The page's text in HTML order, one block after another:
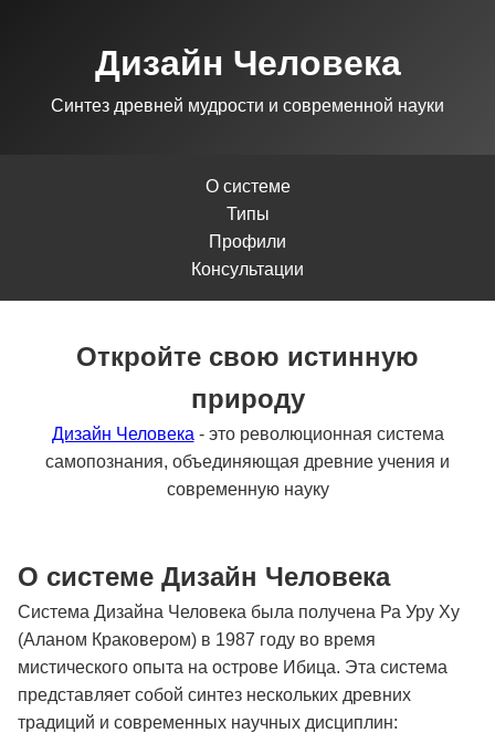
Дизайн Человека
Синтез древней мудрости и современной науки
О системе
Типы
Профили
Консультации
Откройте свою истинную
природу
Дизайн Человека - это революционная система
самопознания, объединяющая древние учения и
современную науку
О системе Дизайн Человека
Система Дизайна Человека была получена Ра Уру Ху
(Аланом Краковером) в 1987 году во время
мистического опыта на острове Ибица. Эта система
представляет собой синтез нескольких древних
традиций и современных научных дисциплин: